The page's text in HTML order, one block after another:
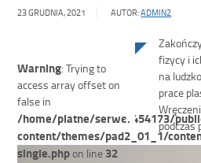
23 GRUDNIA, 2021 AUTOR:ADMIN2
Warning: Trying to
access array offset on
false in
/home/platne/serwer454173/
content/themes/pad2_01_1/
single.phpon line 32
fizycy i
na
prace
podczas